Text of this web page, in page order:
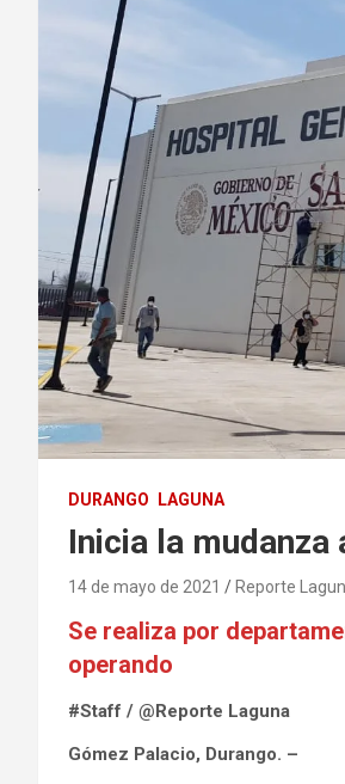
DURANGO LAGUNA
Inicia la mudanza
14 de mayo de 2021 Reporte
Se realiza por
operando
#Staff / @Reporte Laguna
Gómez Palacio, Durango. –